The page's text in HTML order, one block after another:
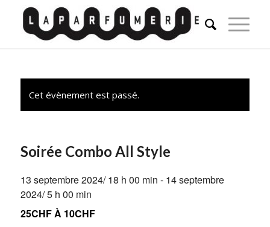
Cet évènement est passé.
Soirée Combo All Style
13 septembre 2024/ 18 h 00 min - 14 septembre
2024/ 5 h 00 min
25CHF À 10CHF